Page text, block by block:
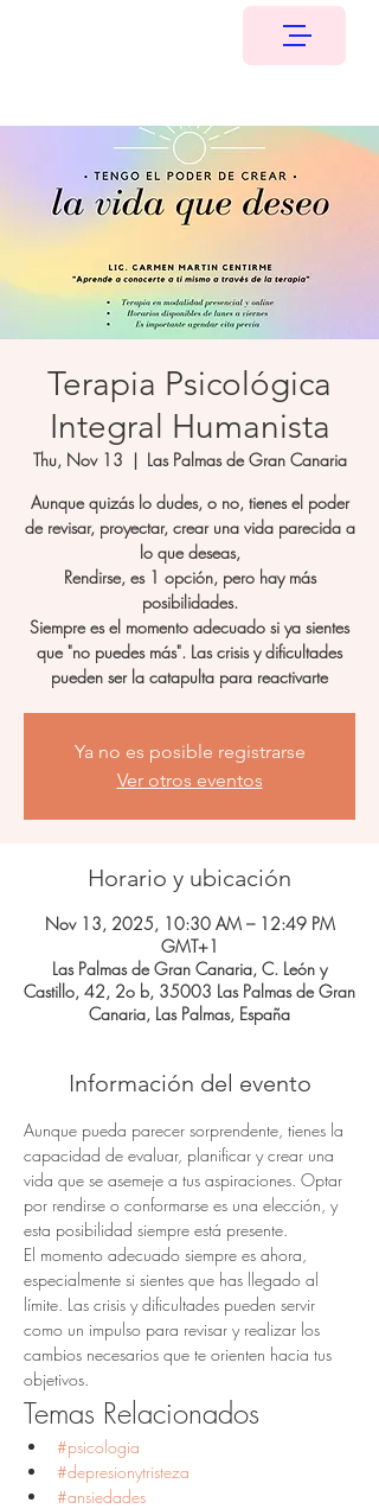
Terapia Psicológica
Integral Humanista
Thu, Nov 13
  |
Las Palmas de Gran Canaria
Aunque quizás lo dudes, o no, tienes el poder
de revisar, proyectar, crear una vida parecida a
lo que deseas,
Rendirse, es 1 opción, pero hay más
posibilidades.
Siempre es el momento adecuado si ya sientes
que "no puedes más". Las crisis y dificultades
pueden ser la catapulta para reactivarte
Ya no es posible registrarse
Ver otros eventos
Horario y ubicación
Nov 13, 2025, 10:30 AM – 12:49 PM
GMT+1
Las Palmas de Gran Canaria, C. León y
Castillo, 42, 2o b, 35003 Las Palmas de Gran
Canaria, Las Palmas, España
Información del evento
Aunque pueda parecer sorprendente, tienes la
capacidad de evaluar, planificar y crear una
vida que se asemeje a tus aspiraciones. Optar
por rendirse o conformarse es una elección, y
esta posibilidad siempre está presente.
El momento adecuado siempre es ahora,
especialmente si sientes que has llegado al
límite. Las crisis y dificultades pueden servir
como un impulso para revisar y realizar los
cambios necesarios que te orienten hacia tus
objetivos.
Temas Relacionados
#psicologia
#depresionytristeza
#ansiedades